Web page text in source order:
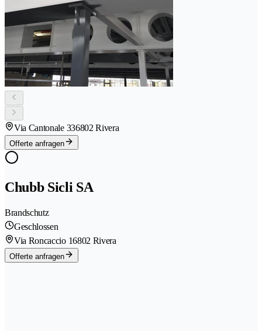
Via Cantonale 336802 Rivera
Offerte anfragen
Chubb Sicli SA
Brandschutz
Geschlossen
Via Roncaccio 16802 Rivera
Offerte anfragen